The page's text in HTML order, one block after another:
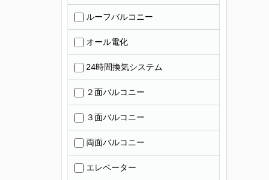
ルーフバルコニー
オール電化
24時間換気システム
２面バルコニー
３面バルコニー
両面バルコニー
エレベーター